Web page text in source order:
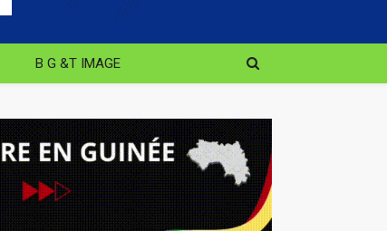
B G &T IMAGE